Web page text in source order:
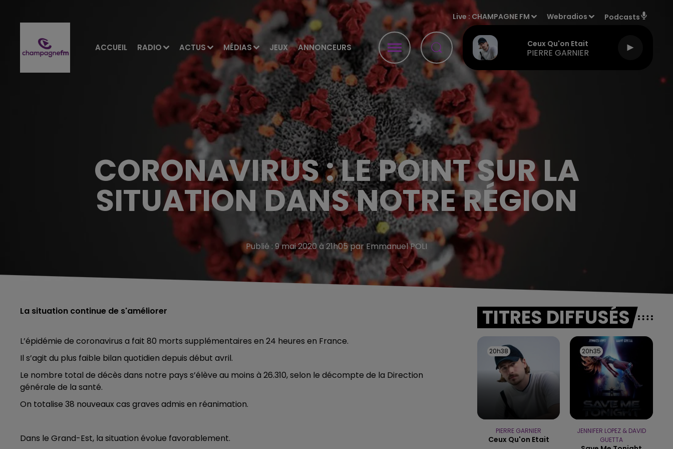
ACCUEIL RADIO ACTUS MÉDIAS JEUX ANNONCEURS
Live : CHAMPAGNE FM Webradios Podcasts
Ceux Qu'on Etait
PIERRE GARNIER
CORONAVIRUS : LE POINT SUR LA
SITUATION DANS NOTRE RÉGION
Publié : 9 mai 2020 à 21h05 par Emmanuel POLI
La situation continue de s'améliorer
L’épidémie de coronavirus a fait 80 morts supplémentaires en 24 heures en France.
Il s’agit du plus faible bilan quotidien depuis début avril.
Le nombre total de décès dans notre pays s’élève au moins à 26.310, selon le décompte de la Direction
générale de la santé.
On totalise 38 nouveaux cas graves admis en réanimation.
Dans le Grand-Est, la situation évolue favorablement.
TITRES DIFFUSÉS
20h38
20h38
PIERRE GARNIER
Ceux Qu'on Etait
20h35
20h35
JENNIFER LOPEZ & DAVID
GUETTA